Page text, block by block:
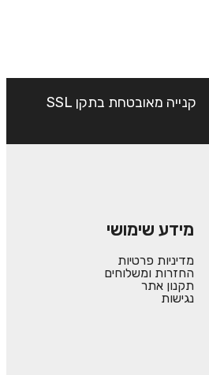
קנייה מאובטחת בתקן SSL
מידע שימושי
מדיניות פרטיות
החזרות ומשלוחים
תקנון אתר
נגישות